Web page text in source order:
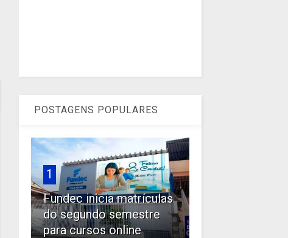
POSTAGENS POPULARES
1
Fundec inicia matrículas
do segundo semestre
para cursos online